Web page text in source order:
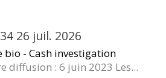
26 juil. 2026
bio - Cash investigation
diffusion : 6 juin 2023 Les...